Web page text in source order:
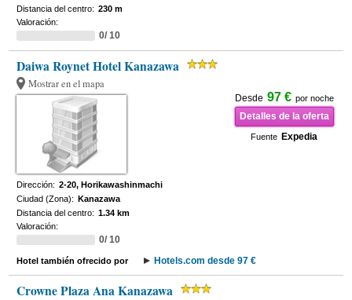
Distancia del centro: 230 m
Valoración:
0/ 10
Daiwa Roynet Hotel Kanazawa
Mostrar en el mapa
Desde 97 € por noche
Detalles de la oferta
Fuente Expedia
Dirección: 2-20, Horikawashinmachi
Ciudad (Zona): Kanazawa
Distancia del centro: 1.34 km
Valoración:
0/ 10
Hotel también ofrecido por Hotels.com desde 97 €
Crowne Plaza Ana Kanazawa